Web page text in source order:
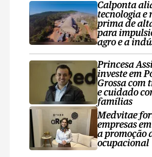
Calponta
tecnologia e
prima de
para
agro e a
Princesa
investe em
Grossa com
e cuidado
famílias
Medvitae
empresas
a promoção
ocupacional